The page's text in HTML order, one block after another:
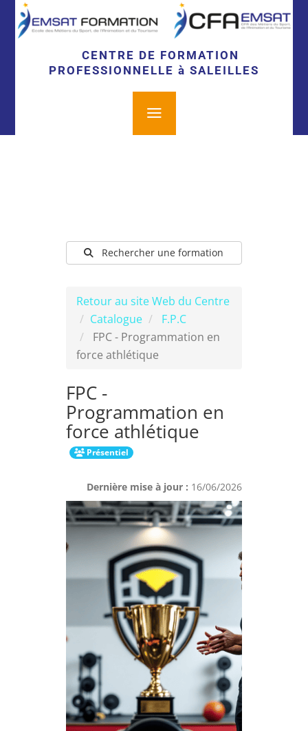
CENTRE DE FORMATION
PROFESSIONNELLE à SALEILLES
a
Rechercher une formation
Retour au site Web du Centre
Catalogue
F.P.C
FPC - Programmation en
force athlétique
FPC -
Programmation en
force athlétique
Présentiel
Dernière mise à jour : 16/06/2026